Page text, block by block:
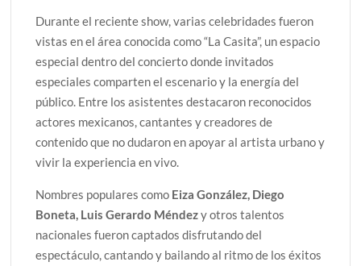
Durante el reciente show, varias celebridades fueron
vistas en el área conocida como “La Casita”, un espacio
especial dentro del concierto donde invitados
especiales comparten el escenario y la energía del
público. Entre los asistentes destacaron reconocidos
actores mexicanos, cantantes y creadores de
contenido que no dudaron en apoyar al artista urbano y
vivir la experiencia en vivo.
Nombres populares como Eiza González, Diego
Boneta, Luis Gerardo Méndezy otros talentos
nacionales fueron captados disfrutando del
espectáculo, cantando y bailando al ritmo de los éxitos